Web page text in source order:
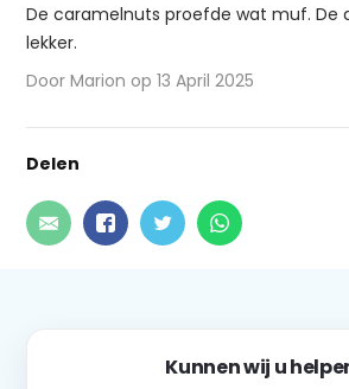
De caramelnuts proefde wat muf. De
lekker.
Door Marion op 13 April 2025
Delen
Kunnen wij u